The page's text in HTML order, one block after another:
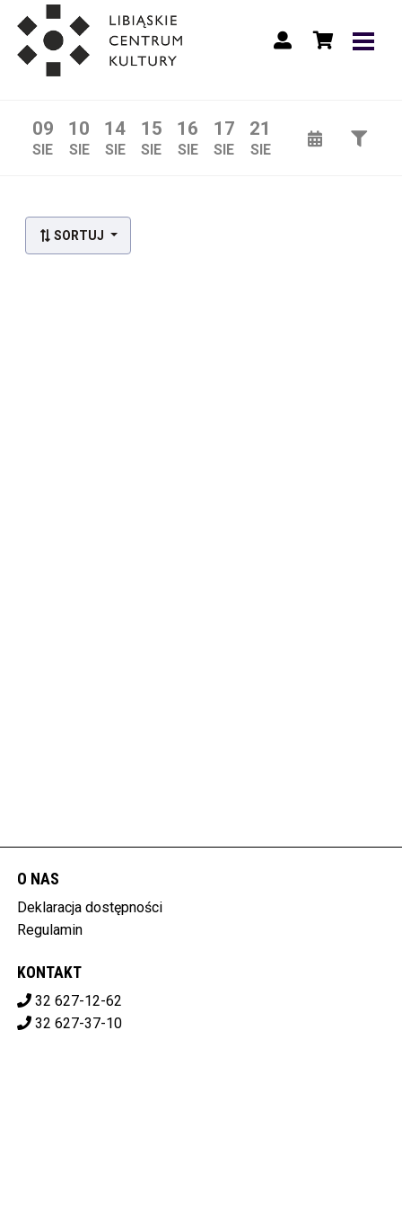
09
SIE
10
SIE
14
SIE
15
SIE
16
SIE
17
SIE
21
SIE
SORTUJ
O NAS
Deklaracja dostępności
Regulamin
KONTAKT
32 627-12-62
32 627-37-10